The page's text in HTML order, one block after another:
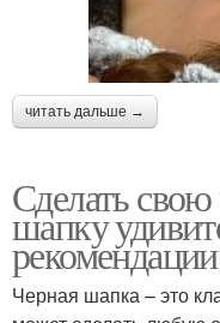
читать дальше →
Сделать
шапку
рекомендации
Черная шапка – это